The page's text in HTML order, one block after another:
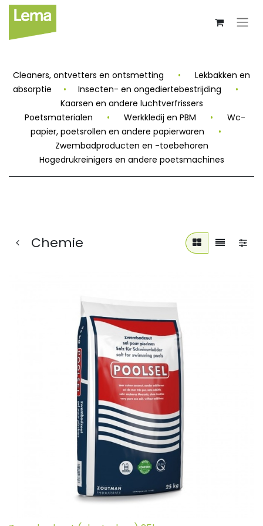
Cleaners, ontvetters en ontsmetting •
Lekbakken en
absorptie
• Insecten- en ongediertebestrijding
•
Kaarsen en andere luchtverfrissers
Poetsmaterialen
• Werkkledij en PBM •
Wc-
papier, poetsrollen en andere papierwaren
•
Zwembadproducten en -toebehoren
Hogedrukreinigers en andere poetsmachines
Chemie